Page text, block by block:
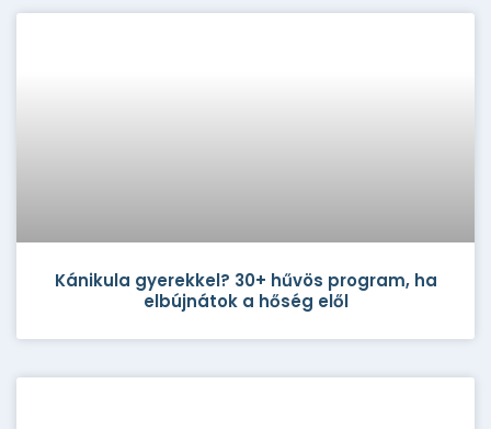
Kánikula gyerekkel? 30+ hűvös program, ha
elbújnátok a hőség elől